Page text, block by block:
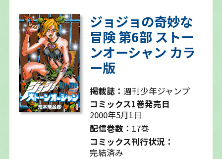
ジョジョの奇妙な
冒険 第6部 ストー
ンオーシャン カラ
ー版
掲載誌： 週刊少年ジャンプ
コミックス1巻発売日
2000年5月1日
配信巻数： 17巻
コミックス刊行状況：
完結済み